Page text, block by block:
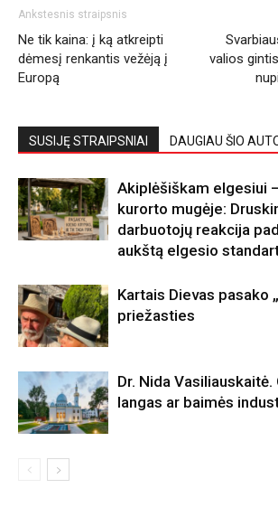
Ankstesnis straipsnis
Ne tik kaina: į ką atkreipti
dėmesį renkantis vežėją į
Europą
valios
SUSIJĘ STRAIPSNIAI DAUGIAU ŠIO
Akiplėšiškam elgesiui
kurorto mugėje:
darbuotojų reakcija
aukštą elgesio
Kartais Dievas pasako
priežasties
Dr. Nida Vasiliauskaitė.
langas ar baimės